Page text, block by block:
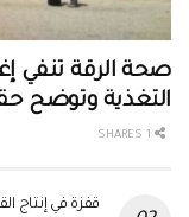
صحة الرقة تنفي
التغذية وتوضح